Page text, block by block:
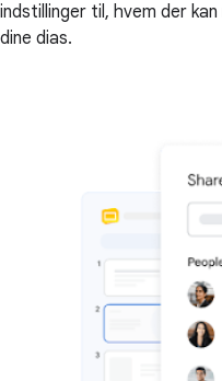
indstillinger til, hvem der
dine dias.